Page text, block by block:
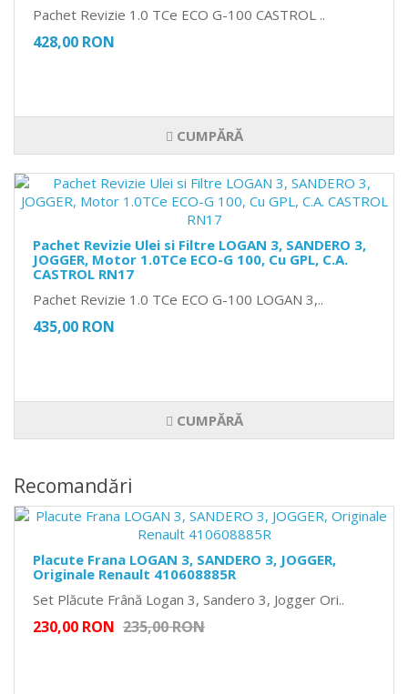
Pachet Revizie 1.0 TCe ECO G-100 CASTROL ..
428,00 RON
CUMPĂRĂ
Pachet Revizie Ulei si Filtre LOGAN 3, SANDERO 3,
JOGGER, Motor 1.0TCe ECO-G 100, Cu GPL, C.A.
CASTROL RN17
Pachet Revizie 1.0 TCe ECO G-100 LOGAN 3,..
435,00 RON
CUMPĂRĂ
Recomandări
Placute Frana LOGAN 3, SANDERO 3, JOGGER,
Originale Renault 410608885R
Set Plăcute Frână Logan 3, Sandero 3, Jogger Ori..
230,00 RON 235,00 RON